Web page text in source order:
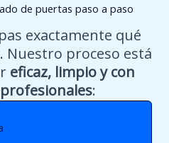
de puertas paso a paso
exactamente qué
Nuestro proceso está
eficaz, limpio y con
: